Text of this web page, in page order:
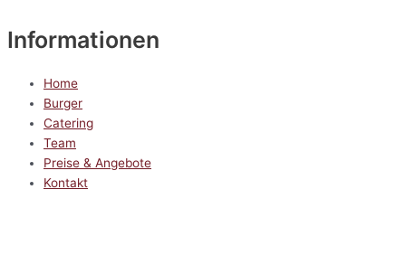
Informationen
Home
Burger
Catering
Team
Preise & Angebote
Kontakt